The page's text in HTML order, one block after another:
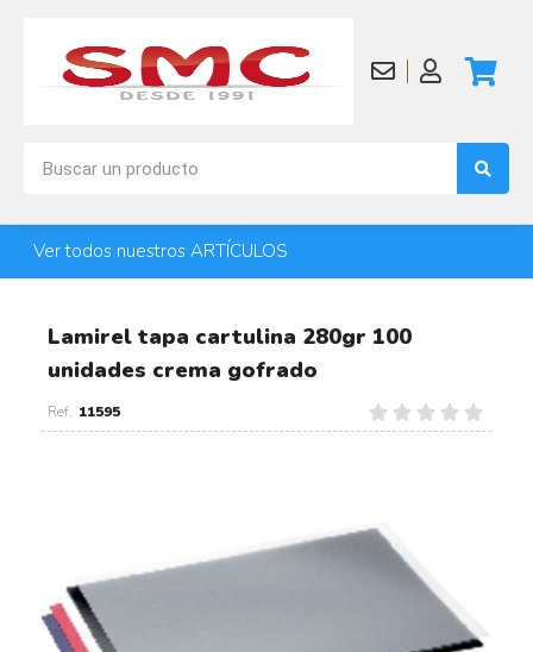
Ver todos nuestros ARTÍCULOS
Lamirel tapa cartulina 280gr 100
unidades crema gofrado
11595